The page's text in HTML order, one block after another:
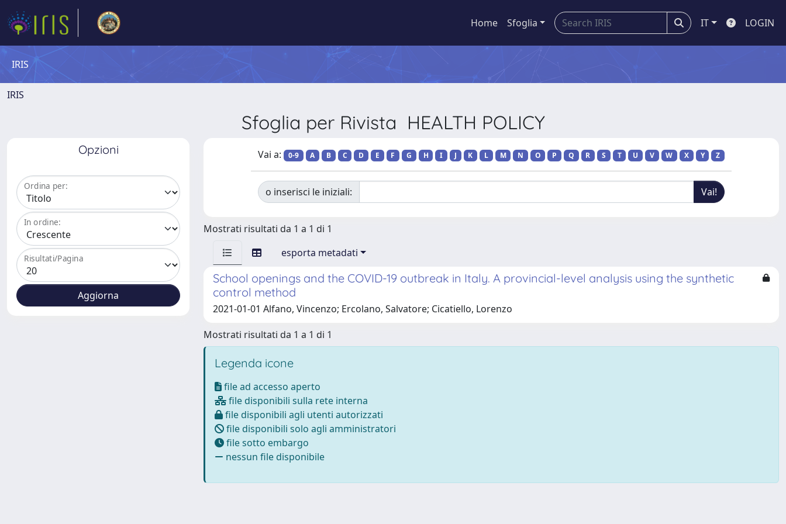
Home Sfoglia IT LOGIN
IRIS
IRIS
Sfoglia per Rivista HEALTH POLICY
Opzioni
Ordina per:
In ordine:
Risultati/Pagina
Vai a: 0-9 A B C D E F G H I J K L M N O P Q R S T U V W X Y Z
o inserisci le iniziali:
Mostrati risultati da 1 a 1 di 1
esporta metadati
School openings and the COVID-19 outbreak in Italy. A provincial-level analysis using the synthetic
control method
2021-01-01 Alfano, Vincenzo; Ercolano, Salvatore; Cicatiello, Lorenzo
Mostrati risultati da 1 a 1 di 1
Legenda icone
file ad accesso aperto
file disponibili sulla rete interna
file disponibili agli utenti autorizzati
file disponibili solo agli amministratori
file sotto embargo
nessun file disponibile